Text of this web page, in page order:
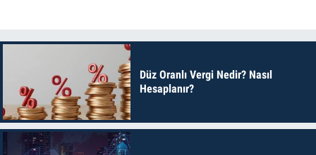
Düz Oranlı Vergi Nedir? Nasıl
Hesaplanır?